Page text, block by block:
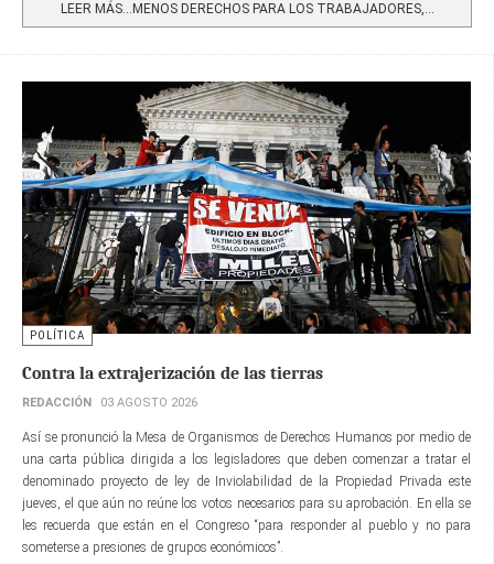
LEER MÁS…MENOS DERECHOS PARA LOS TRABAJADORES,...
POLÍTICA
Contra la extrajerización de las tierras
REDACCIÓN 03 AGOSTO 2026
Así se pronunció la Mesa de Organismos de Derechos Humanos por medio de
una carta pública dirigida a los legisladores que deben comenzar a tratar el
denominado proyecto de ley de Inviolabilidad de la Propiedad Privada este
jueves, el que aún no reúne los votos necesarios para su aprobación. En ella se
les recuerda que están en el Congreso “para responder al pueblo y no para
someterse a presiones de grupos económicos”.